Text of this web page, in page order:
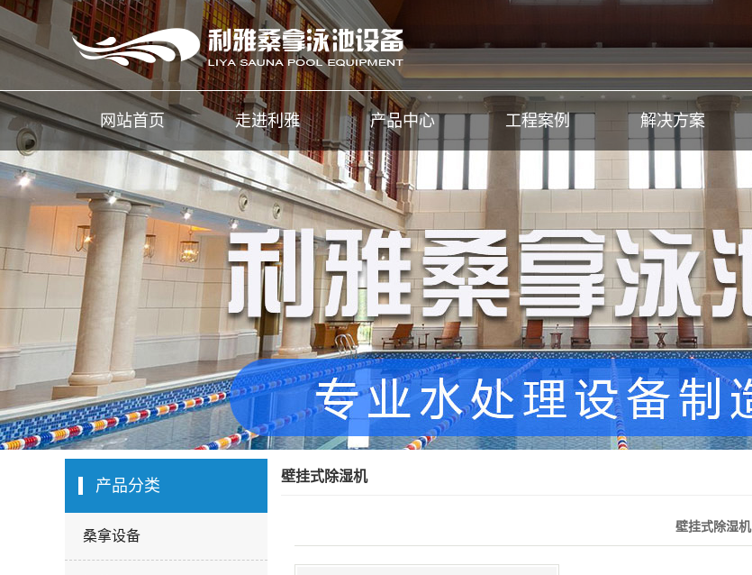
网站首页
走进利雅
公司简介
荣誉证书
工程案例
产品中心
桑拿设备
汗蒸设备
泳池设备
桑拿泳池设备
温泉洗浴设备
水处理设备
水处理药剂
热回收机组
工程案例
水处理工程
温泉洗浴工程
泳池戏水工程
部分工程案例
解决方案
产品分类
桑拿设备
壁挂式除湿机
壁挂式除湿机